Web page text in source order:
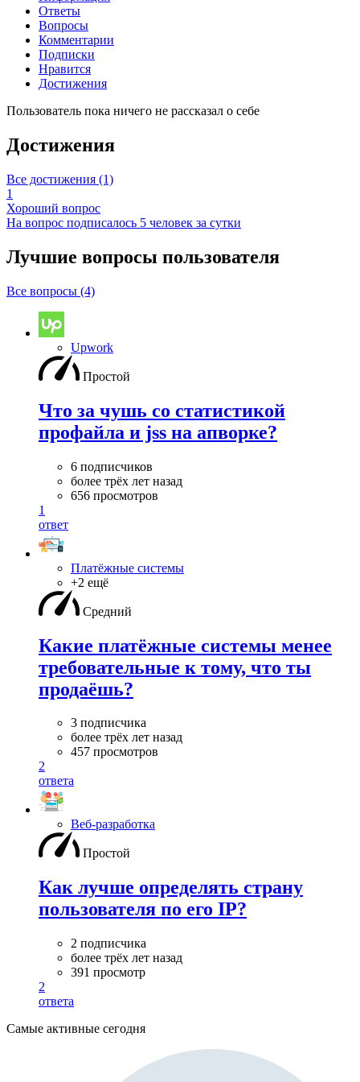
Ответы
Вопросы
Комментарии
Подписки
Нравится
Достижения
Пользователь пока ничего не рассказал о себе
Достижения
Все достижения (1)
1
Хороший вопрос
На вопрос подписалось 5 человек за сутки
Лучшие вопросы пользователя
Все вопросы (4)
Upwork
Простой
Что за чушь со статистикой
профайла и jss на апворке?
6 подписчиков
более трёх лет назад
656 просмотров
1
ответ
Платёжные системы
+2 ещё
Средний
Какие платёжные системы менее
требовательные к тому, что ты
продаёшь?
3 подписчика
более трёх лет назад
457 просмотров
2
ответа
Веб-разработка
Простой
Как лучше определять страну
пользователя по его IP?
2 подписчика
более трёх лет назад
391 просмотр
2
ответа
Самые активные сегодня